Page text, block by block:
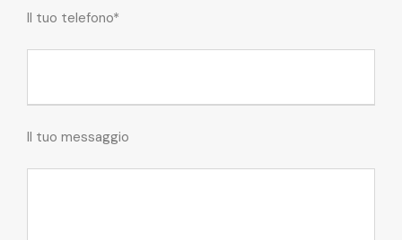
Il tuo telefono*
Il tuo messaggio